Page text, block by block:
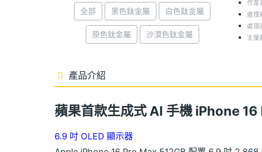
全部 黑色鈦金屬 白色鈦金屬
原色鈦金屬 沙漠色鈦金屬
作業
處理
處理
主螢
產品介紹
蘋果首款生成式 AI 手機 iPhone
6.9 吋 OLED 顯示器